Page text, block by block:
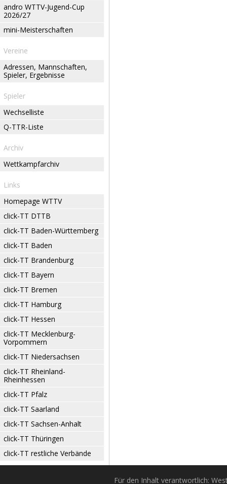
andro WTTV-Jugend-Cup
2026/27
mini-Meisterschaften
Vereine
Adressen, Mannschaften,
Spieler, Ergebnisse
Spieler
Wechselliste
Q-TTR-Liste
Archiv
Wettkampfarchiv
Links
Homepage WTTV
click-TT DTTB
click-TT Baden-Württemberg
click-TT Baden
click-TT Brandenburg
click-TT Bayern
click-TT Bremen
click-TT Hamburg
click-TT Hessen
click-TT Mecklenburg-
Vorpommern
click-TT Niedersachsen
click-TT Rheinland-
Rheinhessen
click-TT Pfalz
click-TT Saarland
click-TT Sachsen-Anhalt
click-TT Thüringen
click-TT restliche Verbände
Für den Inhalt verantwortlich: